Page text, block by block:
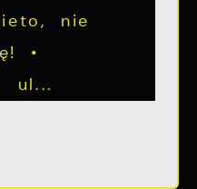
nie
•
ul...